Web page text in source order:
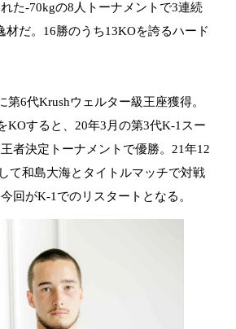
た-70kgの8人トーナメントで3連続
材だ。16勝のうち13KOを誇るハード
6代Krushウェルター級王座獲得。
KOすると、20年3月の第3代K-1スー
者決定トーナメントで優勝。21年12
て和島大海とタイトルマッチで対戦
回がK-1でのリスタートとなる。